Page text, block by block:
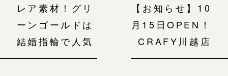
レア素材！グリ
ーンゴールドは
結婚指輪で人気
【お知らせ】10
月15日OPEN！
CRAFY川越店